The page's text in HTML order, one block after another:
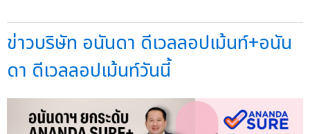
ข่าวบริษัท อนันดา ดีเวลลอปเม้นท์+อนัน
ดา ดีเวลลอปเม้นท์วันนี้